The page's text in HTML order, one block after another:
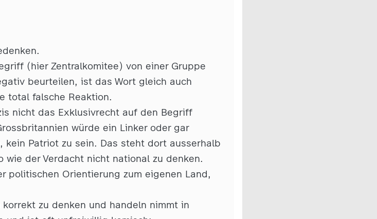
(hier Zentralkomitee) von einer Gruppe
beurteilen, ist das Wort gleich auch
total falsche Reaktion.
nicht das Exklusivrecht auf den Begriff
würde ein Linker oder gar
kein Patriot zu sein. Das steht dort ausserhalb
der Verdacht nicht national zu denken.
politischen Orientierung zum eigenen Land,
zu denken und handeln nimmt in